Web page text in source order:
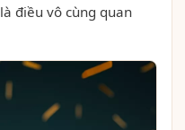
điều vô cùng quan